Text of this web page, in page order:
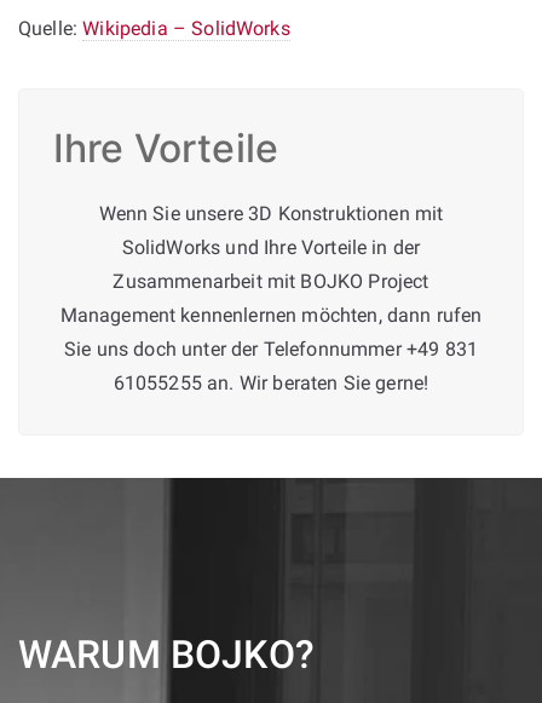
Quelle:Wikipedia – SolidWorks
Ihre Vorteile
Wenn Sie unsere 3D Konstruktionen mit
SolidWorks und Ihre Vorteile in der
Zusammenarbeit mit BOJKO Project
Management kennenlernen möchten, dann rufen
Sie uns doch unter der Telefonnummer +49 831
61055255 an. Wir beraten Sie gerne!
WARUM BOJKO?